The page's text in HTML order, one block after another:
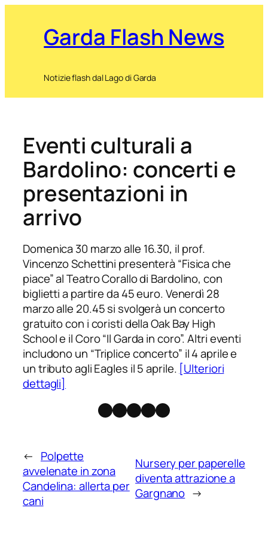
Garda Flash News
Notizie flash dal Lago di Garda
Eventi culturali a
Bardolino: concerti e
presentazioni in
arrivo
Domenica 30 marzo alle 16.30, il prof.
Vincenzo Schettini presenterà “Fisica che
piace” al Teatro Corallo di Bardolino, con
biglietti a partire da 45 euro. Venerdì 28
marzo alle 20.45 si svolgerà un concerto
gratuito con i coristi della Oak Bay High
School e il Coro “Il Garda in coro”. Altri eventi
includono un “Triplice concerto” il 4 aprile e
un tributo agli Eagles il 5 aprile. [Ulteriori
dettagli]
Facebook
Instagram
X Threads
Telegram
← Polpette
avvelenate in zona
Candelina: allerta per
cani
Nursery per paperelle
diventa attrazione a
Gargnano →